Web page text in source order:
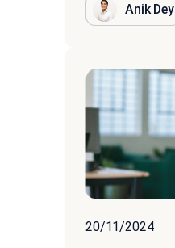
Anik Dey
20/11/2024